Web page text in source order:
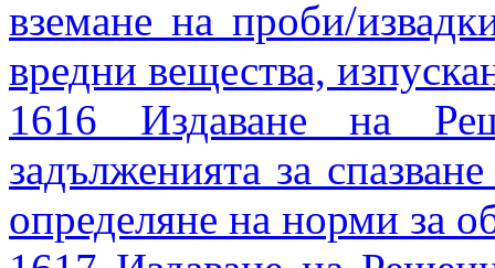
вземане на проби/
вредни вещества,
1616 Издаване на
задълженията за
определяне на норми за